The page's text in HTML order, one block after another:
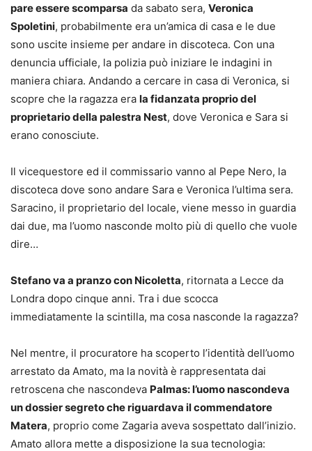
pare essere scomparsa da sabato sera, Veronica
Spoletini, probabilmente era un’amica di casa e le due
sono uscite insieme per andare in discoteca. Con una
denuncia ufficiale, la polizia può iniziare le indagini in
maniera chiara. Andando a cercare in casa di Veronica, si
scopre che la ragazza era la fidanzata proprio del
proprietario della palestra Nest, dove Veronica e Sara si
erano conosciute.
Il vicequestore ed il commissario vanno al Pepe Nero, la
discoteca dove sono andare Sara e Veronica l’ultima sera.
Saracino, il proprietario del locale, viene messo in guardia
dai due, ma l’uomo nasconde molto più di quello che vuole
dire…
Stefano va a pranzo con Nicoletta, ritornata a Lecce da
Londra dopo cinque anni. Tra i due scocca
immediatamente la scintilla, ma cosa nasconde la ragazza?
Nel mentre, il procuratore ha scoperto l’identità dell’uomo
arrestato da Amato, ma la novità è rappresentata dai
retroscena che nascondeva Palmas: l’uomo nascondeva
un dossier segreto che riguardava il commendatore
Matera, proprio come Zagaria aveva sospettato dall’inizio.
Amato allora mette a disposizione la sua tecnologia: